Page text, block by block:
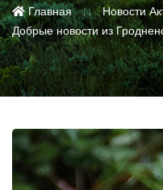
Главная Новости
Добрые новости из